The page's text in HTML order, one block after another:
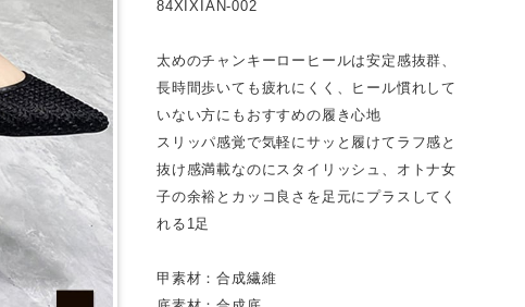
84XIXIAN-002
太めのチャンキーローヒールは安定感抜群、
長時間歩いても疲れにくく、ヒール慣れして
いない方にもおすすめの履き心地
スリッパ感覚で気軽にサッと履けてラフ感と
抜け感満載なのにスタイリッシュ、オトナ女
子の余裕とカッコ良さを足元にプラスしてく
れる1足
甲素材：合成繊維